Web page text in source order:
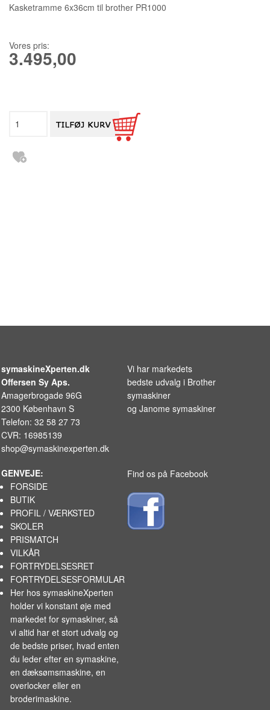
Kasketramme 6x36cm til brother PR1000
Vores pris:
3.495,00
symaskineXperten.dk
Offersen Sy Aps.
Amagerbrogade 96G
2300 København S
Telefon: 32 58 27 73
CVR: 16985139
shop@symaskinexperten.dk
Vi har markedets
bedste udvalg i Brother
symaskiner
og Janome symaskiner
GENVEJE:
FORSIDE
BUTIK
PROFIL / VÆRKSTED
SKOLER
PRISMATCH
VILKÅR
FORTRYDELSESRET
FORTRYDELSESFORMULAR
Her hos symaskineXperten
holder vi konstant øje med
markedet forsymaskiner, så
vi altid har et stort udvalg og
de bedste priser, hvad enten
du leder efter en symaskine,
en dæksømsmaskine, en
overlocker eller en
broderimaskine.
Find os på Facebook